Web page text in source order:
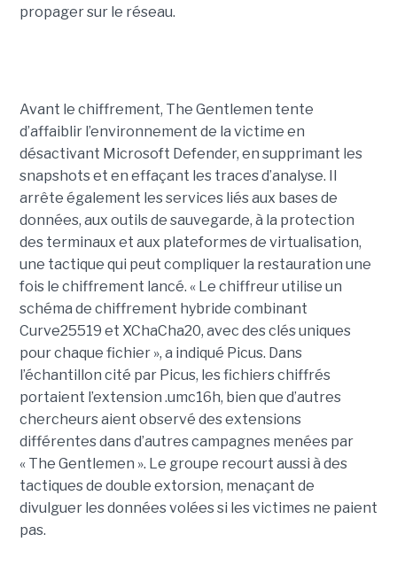
propager sur le réseau.
Avant le chiffrement, The Gentlemen tente
d’affaiblir l’environnement de la victime en
désactivant Microsoft Defender, en supprimant les
snapshots et en effaçant les traces d’analyse. Il
arrête également les services liés aux bases de
données, aux outils de sauvegarde, à la protection
des terminaux et aux plateformes de virtualisation,
une tactique qui peut compliquer la restauration une
fois le chiffrement lancé. « Le chiffreur utilise un
schéma de chiffrement hybride combinant
Curve25519 et XChaCha20, avec des clés uniques
pour chaque fichier », a indiqué Picus. Dans
l’échantillon cité par Picus, les fichiers chiffrés
portaient l’extension .umc16h, bien que d’autres
chercheurs aient observé des extensions
différentes dans d’autres campagnes menées par
« The Gentlemen ». Le groupe recourt aussi à des
tactiques de double extorsion, menaçant de
divulguer les données volées si les victimes ne paient
pas.